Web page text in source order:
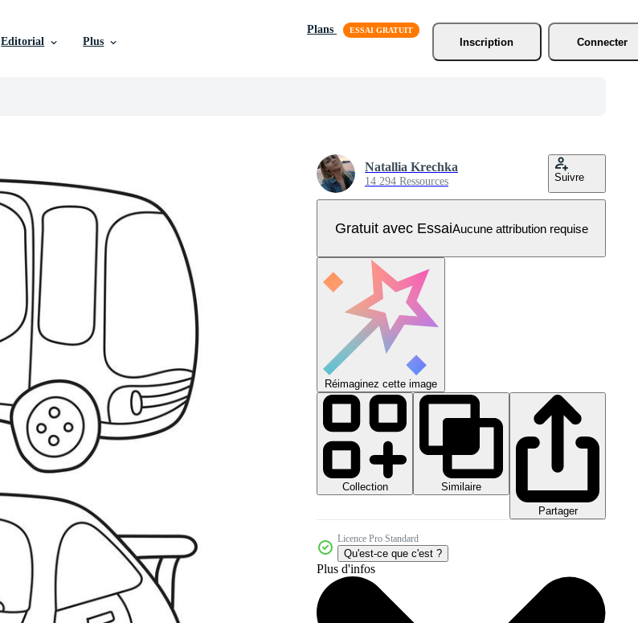
Editorial Plus
Plans
Inscription
Connecter
Natallia Krechka
14 294 Ressources Suivre
Gratuit avec EssaiAucune attribution requise
Réimaginez cette image
Collection
Similaire
Partager
Licence Pro Standard
Qu'est-ce que c'est ?
Plus d'infos